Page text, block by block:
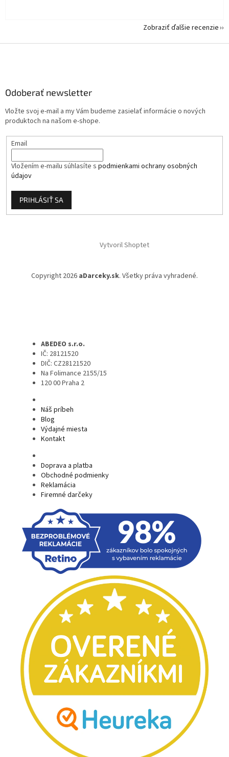
Zobraziť ďalšie recenzie
Odoberať newsletter
Vložte svoj e-mail a my Vám budeme zasielať informácie o nových
produktoch na našom e-shope.
Email
Vložením e-mailu súhlasíte s podmienkami ochrany osobných
údajov
PRIHLÁSIŤ SA
Vytvoril Shoptet
Copyright 2026 aDarceky.sk. Všetky práva vyhradené.
ABEDEO s.r.o.
IČ: 28121520
DIČ: CZ28121520
Na Folimance 2155/15
120 00 Praha 2
Náš príbeh
Blog
Výdajné miesta
Kontakt
Doprava a platba
Obchodné podmienky
Reklamácia
Firemné darčeky